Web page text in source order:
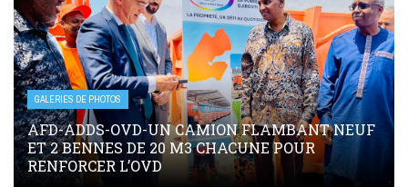
GALERIES DE PHOTOS
AFD-ADDS-OVD-UN CAMION FLAMBANT NEUF
ET 2 BENNES DE 20 M3 CHACUNE POUR
RENFORCER L’OVD